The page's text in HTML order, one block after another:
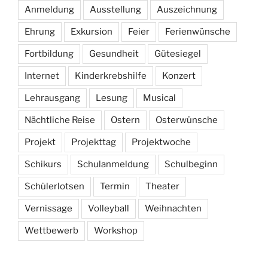
Anmeldung Ausstellung Auszeichnung
Ehrung Exkursion Feier Ferienwünsche
Fortbildung Gesundheit Gütesiegel
Internet Kinderkrebshilfe Konzert
Lehrausgang Lesung Musical
Nächtliche Reise Ostern Osterwünsche
Projekt Projekttag Projektwoche
Schikurs Schulanmeldung Schulbeginn
Schülerlotsen Termin Theater
Vernissage Volleyball Weihnachten
Wettbewerb Workshop